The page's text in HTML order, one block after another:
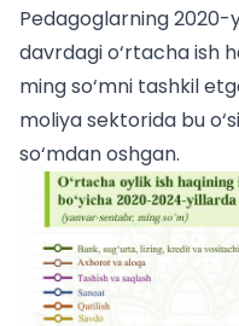
Pedagoglarning
davrdagi o‘rtacha ish
ming so‘mni tashkil
moliya sektorida bu
so‘mdan oshgan.